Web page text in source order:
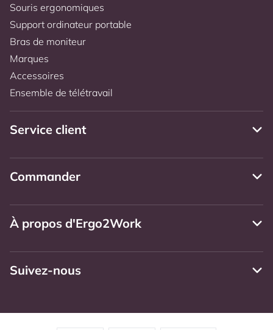
Souris ergonomiques
Support ordinateur portable
Bras de moniteur
Marques
Accessoires
Ensemble de télétravail
Service client
Commander
À propos d'Ergo2Work
Suivez-nous